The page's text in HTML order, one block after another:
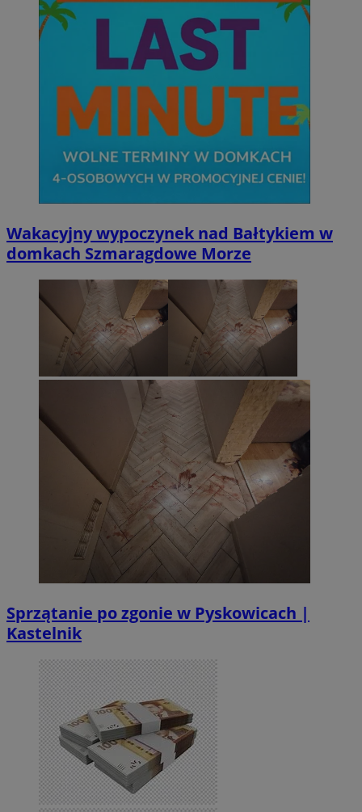
Wakacyjny wypoczynek nad Bałtykiem w
domkach Szmaragdowe Morze
Sprzątanie po zgonie w Pyskowicach |
Kastelnik